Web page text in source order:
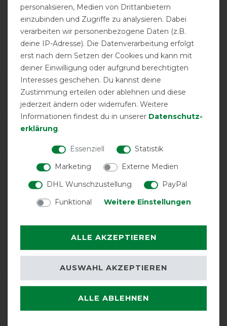
EXCELLENT
Bucas Anniversary Turnout
Medium SD 150g -
Black/Silver - Weidedecke
Product Reviews
14
5 5
Negative
0%
LATEST REVIEWS
personalisieren, Medien von Drittanbietern
einzubinden und Zugriffe zu analysieren. Dabei
verarbeiten wir personenbezogene Daten (z.B.
deine IP-Adresse). Die Datenverarbeitung erfolgt
erst nach dem Setzen der Cookies und kann mit
deiner Einwilligung oder aufgrund berechtigten
Interesses geschehen. Du kannst deine
Zustimmung erteilen oder ablehnen und diese
jederzeit ändern oder widerrufen. Weitere
Informationen findest du in unserer Daten­schutz­
erklärung.
Essenziell
Statistik
Marketing
Externe Medien
DHL Wunschzustellung
PayPal
Funktional
Weitere Einstellungen
ALLE AKZEPTIEREN
ALLE ABLEHNEN
AUSWAHL AKZEPTIEREN